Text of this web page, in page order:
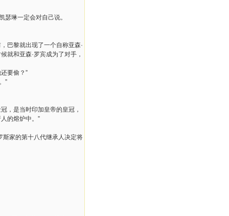
瑟琳一定会对自己说。
巴黎就出现了一个自称亚森·
就和亚森·罗宾成为了对手，
要偷？”
”
，是当时印加皇帝的皇冠，
的熔炉中。”
斯家的第十八代继承人决定将